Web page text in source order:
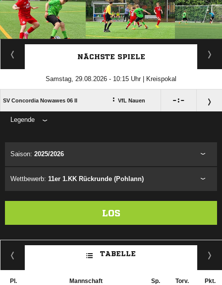
ANZEIGE
NÄCHSTE SPIELE
Samstag, 29.08.2026 - 10:15 Uhr | Kreispokal
SV Concordia Nowawes 06 II : VfL Nauen :
Legende
Saison: 2025/2026
Wettbewerb: 11er 1.KK Rückrunde (Pohlann)
LOS
TABELLE
Pl. Mannschaft Sp. Torv. Pkt.